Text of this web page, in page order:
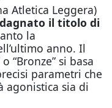
Atletica Leggera)
il titolo di
la
anno. Il
“Bronze” si basa
parametri che
agonistica sia di